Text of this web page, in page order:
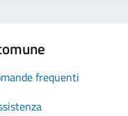
frequenti